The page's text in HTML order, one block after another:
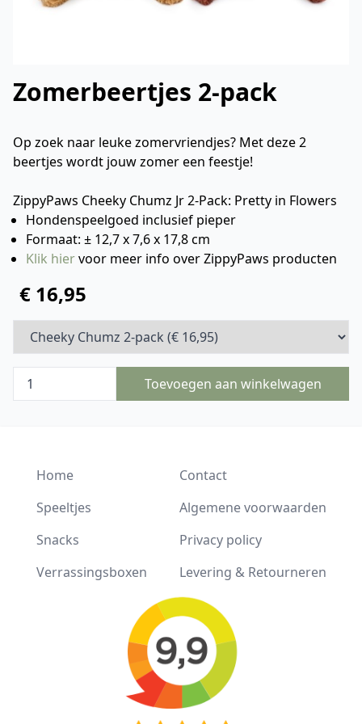
Zomerbeertjes 2-pack
Op zoek naar leuke zomervriendjes? Met deze 2
beertjes wordt jouw zomer een feestje!
ZippyPaws Cheeky Chumz Jr 2-Pack: Pretty in Flowers
Hondenspeelgoed inclusief pieper
Formaat: ± 12,7 x 7,6 x 17,8 cm
Klik hiervoor meer info over ZippyPaws producten
€ 16,95
Toevoegen aan winkelwagen
Home
Speeltjes
Snacks
Verrassingsboxen
Contact
Algemene voorwaarden
Privacy policy
Levering & Retourneren